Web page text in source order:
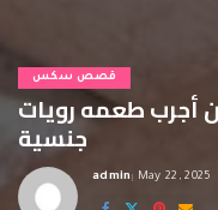
قصص سكس
أجرب طعمه رويات
جنسية
admin May 22, 2025